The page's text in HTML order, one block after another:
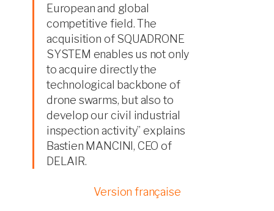
European and global
competitive field. The
acquisition of SQUADRONE
SYSTEM enables us not only
to acquire directly the
technological backbone of
drone swarms, but also to
develop our civil industrial
inspection activity” explains
Bastien MANCINI, CEO of
DELAIR.
Version française